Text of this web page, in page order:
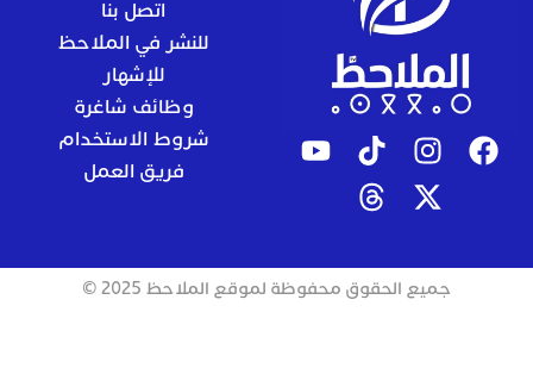
للنشر في الملاحظ
وظائف شاغرة
شروط الاستخدام
فريق العمل
جميع الحقوق محفوظة لموقع الملاحظ 2025 ©